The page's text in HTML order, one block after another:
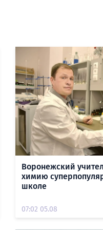
Воронежский
химию
школе
07:02 05.08